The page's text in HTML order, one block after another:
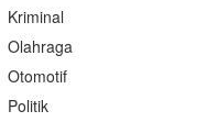
Kriminal
Olahraga
Otomotif
Politik